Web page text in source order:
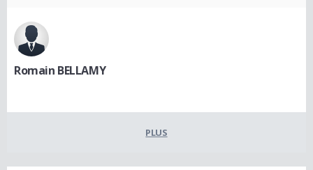
Romain BELLAMY
PLUS